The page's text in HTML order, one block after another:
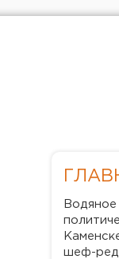
шеф-